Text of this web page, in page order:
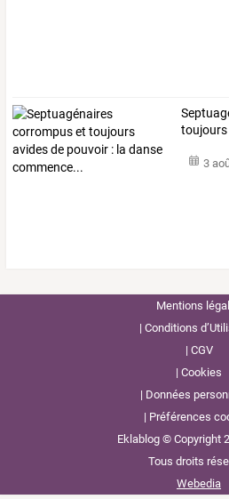
toujours
3
Mentions
Conditions
CGV
Cookies
Données
Préférences
Eklablog © Copyright
Tous droits
Webedia